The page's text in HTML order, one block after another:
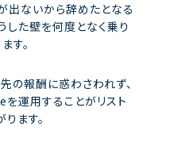
出ないから辞めたとなる
した壁を何度となく乗り
す。
の報酬に惑わさわれず、
運用することがリスト
ます。